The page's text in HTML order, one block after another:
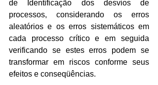
de Identificação dos desvios de
processos, considerando os erros
aleatórios e os erros sistemáticos em
cada processo crítico e em seguida
verificando se estes erros podem se
transformar em riscos conforme seus
efeitos e conseqüências.